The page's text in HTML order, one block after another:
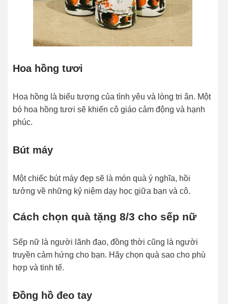
Hoa hồng tươi
Hoa hồng là biểu tượng của tình yêu và lòng tri ân. Một
bó hoa hồng tươi sẽ khiến cô giáo cảm động và hạnh
phúc.
Bút máy
Một chiếc bút máy đẹp sẽ là món quà ý nghĩa, hồi
tưởng về những kỷ niệm dạy học giữa bạn và cô.
Cách chọn quà tặng 8/3 cho sếp nữ
Sếp nữ là người lãnh đạo, đồng thời cũng là người
truyền cảm hứng cho bạn. Hãy chọn quà sao cho phù
hợp và tinh tế.
Đồng hồ đeo tay